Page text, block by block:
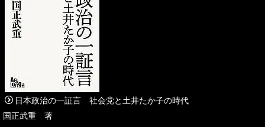
日本政治の一証言 社会党と土井たか子の時代
国正武重 著